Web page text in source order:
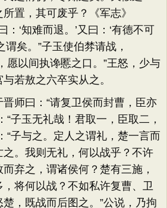
置，其可废乎？《军志》
：‘知难而退。’又曰：‘有德不可
谓矣。”子玉使伯棼请战，
愿以间执谗慝之口。”王怒，少与
若敖之六卒实从之。
曰：“请复卫侯而封曹，臣亦
“子玉无礼哉！君取一，臣取二，
“子与之。定人之谓礼，楚一言而
。我则无礼，何以战乎？不许
弃之，谓诸侯何？楚有三施，
将何以战？不如私许复曹、卫
，既战而后图之。”公说，乃拘